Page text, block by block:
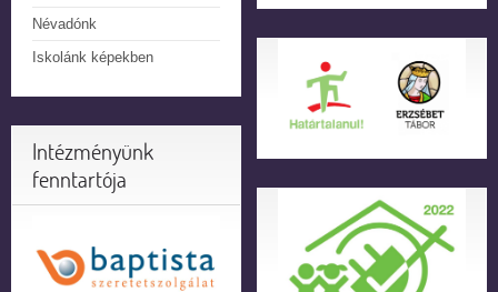
Névadónk
Iskolánk képekben
Intézményünk
fenntartója